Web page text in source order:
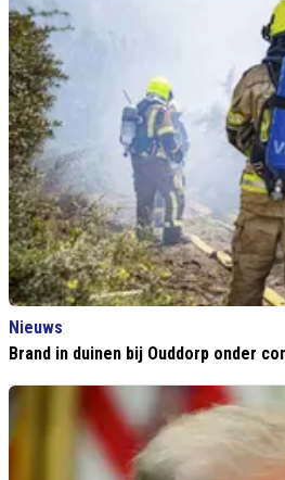
Nieuws
Brand in duinen bij Ouddorp onder